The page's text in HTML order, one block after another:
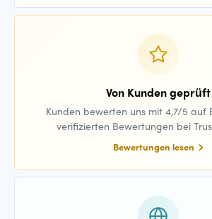
Von Kunden geprüft
Kunden bewerten uns mit 4,7/5 auf
verifizierten Bewertungen bei
Bewertungen lesen